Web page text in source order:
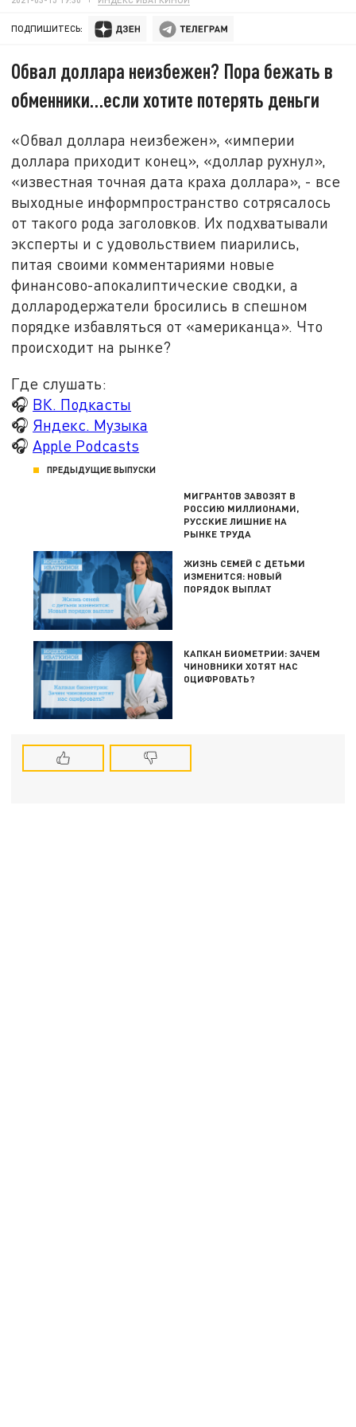
ПОДПИШИТЕСЬ:
Обвал доллара неизбежен? Пора бежать в
обменники…если хотите потерять деньги
«Обвал доллара неизбежен», «империи
доллара приходит конец», «доллар рухнул»,
«известная точная дата краха доллара», - все
выходные информпространство сотрясалось
от такого рода заголовков. Их подхватывали
эксперты и с удовольствием пиарились,
питая своими комментариями новые
финансово-апокалиптические сводки, а
доллародержатели бросились в спешном
порядке избавляться от «американца». Что
происходит на рынке?
Где слушать:
🎧 ВК. Подкасты
🎧 Яндекс. Музыка
🎧 Apple Podcasts
ПРЕДЫДУЩИЕ ВЫПУСКИ
МИГРАНТОВ ЗАВОЗЯТ В
РОССИЮ МИЛЛИОНАМИ,
РУССКИЕ ЛИШНИЕ НА
РЫНКЕ ТРУДА
ЖИЗНЬ СЕМЕЙ С ДЕТЬМИ
ИЗМЕНИТСЯ: НОВЫЙ
ПОРЯДОК ВЫПЛАТ
КАПКАН БИОМЕТРИИ: ЗАЧЕМ
ЧИНОВНИКИ ХОТЯТ НАС
ОЦИФРОВАТЬ?